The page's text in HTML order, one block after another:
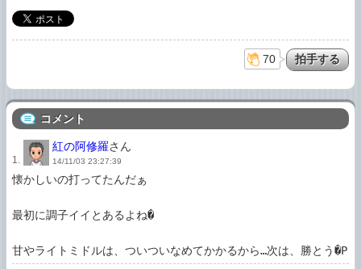
70
コメント
1.
紅の阿修羅さん
14/11/03 23:27:39
懐かしいの打ってたんだぁ
最初に調子イイとあるよね�
甘やライトミドルは、ついついなめてかかるから…次は、勝とう�P